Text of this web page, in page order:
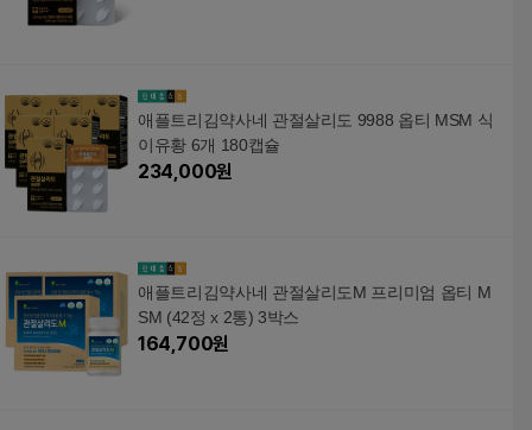
애플트리김약사네 관절살리도 9988 옵티 MSM 식
이유황 6개 180캡슐
234,000원
애플트리김약사네 관절살리도M 프리미엄 옵티 M
SM (42정 x 2통) 3박스
164,700원